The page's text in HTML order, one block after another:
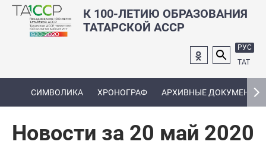
К 100-ЛЕТИЮ ОБРАЗОВАНИЯ
ТАТАРСКОЙ АССР
РУС
ТАТ
СИМВОЛИКА ХРОНОГРАФ АРХИВНЫЕ ДОКУМЕНТЫ
Новости за 20 май 2020